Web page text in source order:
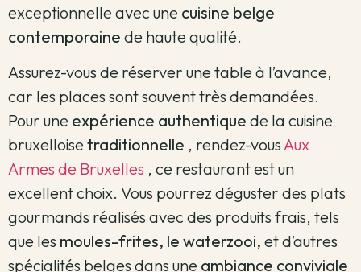
exceptionnelle avec une cuisine belge
contemporaine de haute qualité.
Assurez-vous de réserver une table à l’avance,
car les places sont souvent très demandées.
Pour une expérience authentique de la cuisine
bruxelloisetraditionnelle , rendez-vousAux
Armes de Bruxelles , ce restaurant est un
excellent choix. Vous pourrez déguster des plats
gourmands réalisés avec des produits frais, tels
que les moules-frites, le waterzooi, et d’autres
spécialités belges dans une ambiance conviviale